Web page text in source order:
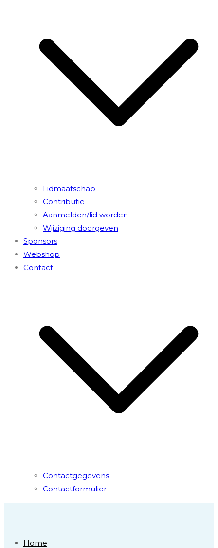
Lidmaatschap
Contributie
Aanmelden/lid worden
Wijziging doorgeven
Sponsors
Webshop
Contact
Contactgegevens
Contactformulier
Home